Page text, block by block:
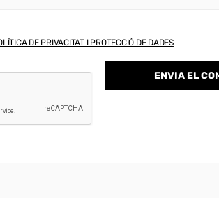
DE PRIVACITAT I PROTECCIÓ DE DADES